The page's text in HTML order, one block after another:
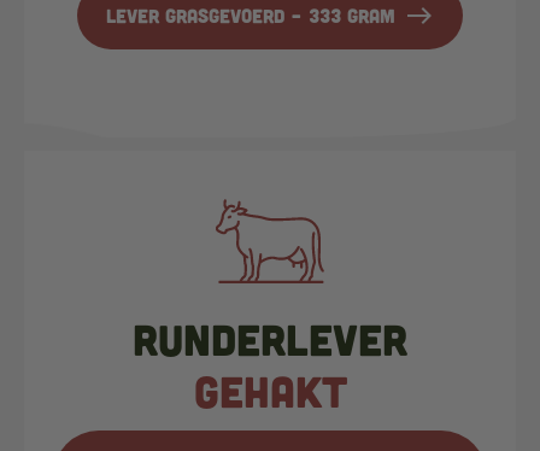
Lever Grasgevoerd – 333 gram east
Runderlever
gehakt